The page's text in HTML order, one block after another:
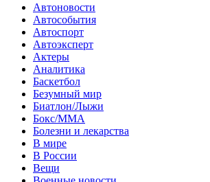
Автоновости
Автособытия
Автоспорт
Автоэксперт
Актеры
Аналитика
Баскетбол
Безумный мир
Биатлон/Лыжи
Бокс/MMA
Болезни и лекарства
В мире
В России
Вещи